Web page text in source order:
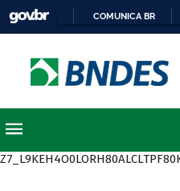
COMUNICA BR